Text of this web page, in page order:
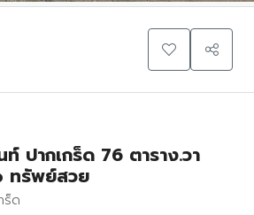
ปากเกร็ด 76 ตาราง.วา
รัพย์สวย
ร็ด